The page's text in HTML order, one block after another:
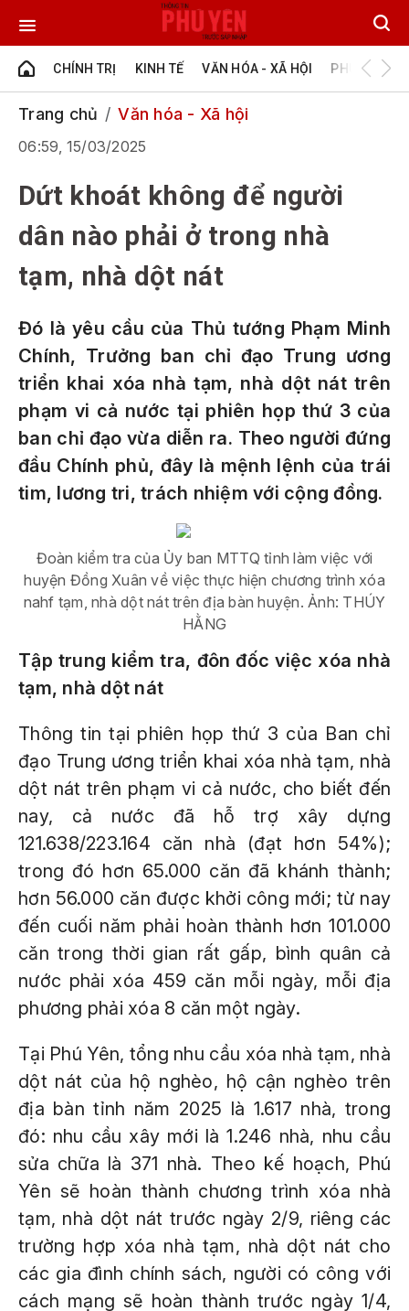
CHÍNH TRỊ KINH TẾ VĂN HÓA - XÃ HỘI PHÚ YÊN -
Trang chủ Văn hóa - Xã hội
06:59, 15/03/2025
Dứt khoát không để người
dân nào phải ở trong nhà
tạm, nhà dột nát
Đó là yêu cầu của Thủ tướng Phạm Minh
Chính, Trưởng ban chỉ đạo Trung ương
triển khai xóa nhà tạm, nhà dột nát trên
phạm vi cả nước tại phiên họp thứ 3 của
ban chỉ đạo vừa diễn ra. Theo người đứng
đầu Chính phủ, đây là mệnh lệnh của trái
tim, lương tri, trách nhiệm với cộng đồng.
Đoàn kiểm tra của Ủy ban MTTQ tỉnh làm việc với
huyện Đồng Xuân về việc thực hiện chương trình xóa
nahf tạm, nhà dột nát trên địa bàn huyện. Ảnh: THÚY
HẰNG
Tập trung kiểm tra, đôn đốc việc xóa nhà
tạm, nhà dột nát
Thông tin tại phiên họp thứ 3 của Ban chỉ
đạo Trung ương triển khai xóa nhà tạm, nhà
dột nát trên phạm vi cả nước, cho biết đến
nay, cả nước đã hỗ trợ xây dựng
121.638/223.164 căn nhà (đạt hơn 54%);
trong đó hơn 65.000 căn đã khánh thành;
hơn 56.000 căn được khởi công mới; từ nay
đến cuối năm phải hoàn thành hơn 101.000
căn trong thời gian rất gấp, bình quân cả
nước phải xóa 459 căn mỗi ngày, mỗi địa
phương phải xóa 8 căn một ngày.
Tại Phú Yên, tổng nhu cầu xóa nhà tạm, nhà
dột nát của hộ nghèo, hộ cận nghèo trên
địa bàn tỉnh năm 2025 là 1.617 nhà, trong
đó: nhu cầu xây mới là 1.246 nhà, nhu cầu
sửa chữa là 371 nhà. Theo kế hoạch, Phú
Yên sẽ hoàn thành chương trình xóa nhà
tạm, nhà dột nát trước ngày 2/9, riêng các
trường hợp xóa nhà tạm, nhà dột nát cho
các gia đình chính sách, người có công với
cách mạng sẽ hoàn thành trước ngày 1/4,